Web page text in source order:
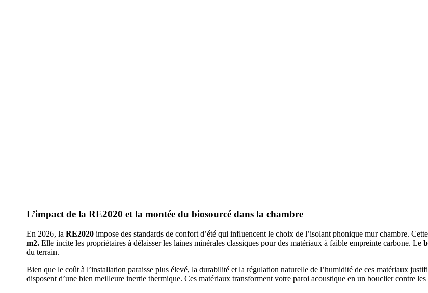
L’impact de la RE2020 et la montée du biosourcé dans la chambre
En 2026, la RE2020 impose des standards de confort d’été qui influencent le choix de l’isolant phonique mur chambre.
m2. Elle incite les propriétaires à délaisser les laines minérales classiques pour des matériaux à faible empreinte carbone. Le
du terrain.
Bien que le coût à l’installation paraisse plus élevé, la durabilité et la régulation naturelle de l’humidité de ces matériaux
disposent d’une bien meilleure inertie thermique. Ces matériaux transforment votre paroi acoustique en un bouclier contre